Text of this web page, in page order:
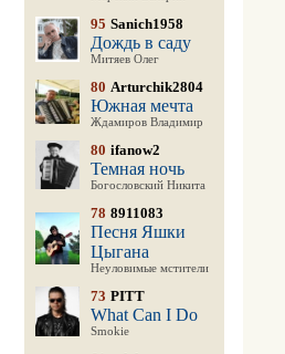
95 Sanich1958
Дождь в саду
Митяев Олег
80 Arturchik2804
Южная мечта
Ждамиров Владимир
80 ifanow2
Темная ночь
Богословский Никита
78 8911083
Песня Яшки
Цыгана
Неуловимые мстители
73 PITT
What Can I Do
Smokie